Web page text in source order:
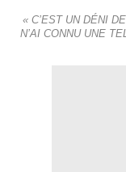
« C’EST UN DÉNI
N’AI CONNU UNE